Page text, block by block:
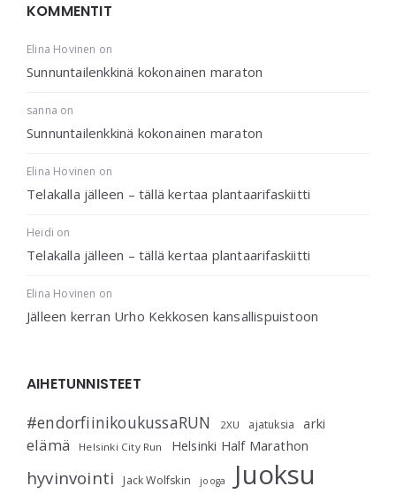
KOMMENTIT
Elina Hovinen on
Sunnuntailenkkinä kokonainen maraton
sanna on
Sunnuntailenkkinä kokonainen maraton
Elina Hovinen on
Telakalla jälleen – tällä kertaa plantaarifaskiitti
Heidi on
Telakalla jälleen – tällä kertaa plantaarifaskiitti
Elina Hovinen on
Jälleen kerran Urho Kekkosen kansallispuistoon
AIHETUNNISTEET
#endorfiinikoukussaRUN 2XU ajatuksia arki
elämä Helsinki City Run Helsinki Half Marathon
hyvinvointi Jack Wolfskin jooga Juoksu